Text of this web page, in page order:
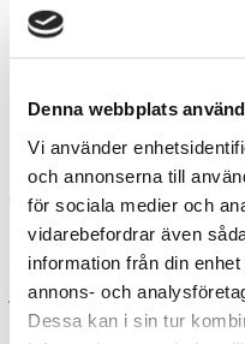
Denna webbplats
Vi använder
och annonserna till
för sociala medier och
vidarebefordrar även
information från din
annons- och
Dessa kan i sin tur
Riktlinjer
Pressmeddelanden
Investor Relations
avstämningsdagför
juli 2018
2019-06-25